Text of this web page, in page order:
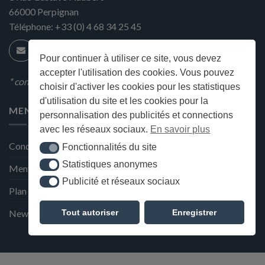
Pour continuer à utiliser ce site, vous devez
accepter l'utilisation des cookies. Vous pouvez
choisir d'activer les cookies pour les statistiques
d'utilisation du site et les cookies pour la
personnalisation des publicités et connections
avec les réseaux sociaux. En savoir plus
Fonctionnalités du site
Fonctionnalités du site
Statistiques anonymes
Statistiques anonymes
Publicité et réseaux sociaux
Publicité et réseaux sociaux
Tout autoriser Enregistrer
66000 Perpignan
Téléphone: +33 (0) 4 68 34 25 45
* condition en magasin
MENU
Conditions générales de ventes
Mentions Légales et Politique de confidentialité
Plan du site
Newsletter de la Maison Deffès